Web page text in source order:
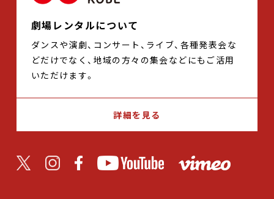
劇場レンタルについて
ダンスや演劇、コンサート、ライブ、各種発表会な
どだけでなく、地域の方々の集会などにもご活用
いただけます。
詳細を見る